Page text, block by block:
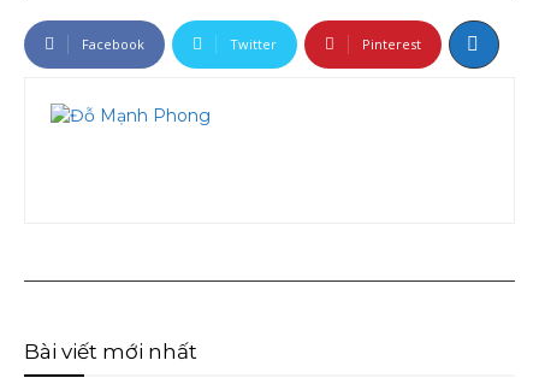
Facebook Twitter Pinterest
Bài viết mới nhất